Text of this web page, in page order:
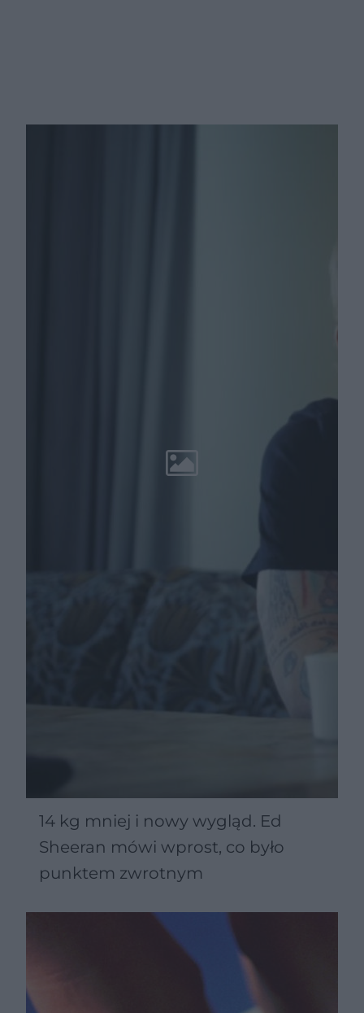
14 kg mniej i nowy wygląd. Ed
Sheeran mówi wprost, co było
punktem zwrotnym